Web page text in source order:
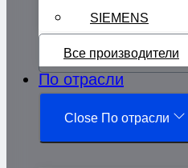
SIEMENS
Все производители
По отрасли
Close По отрасли